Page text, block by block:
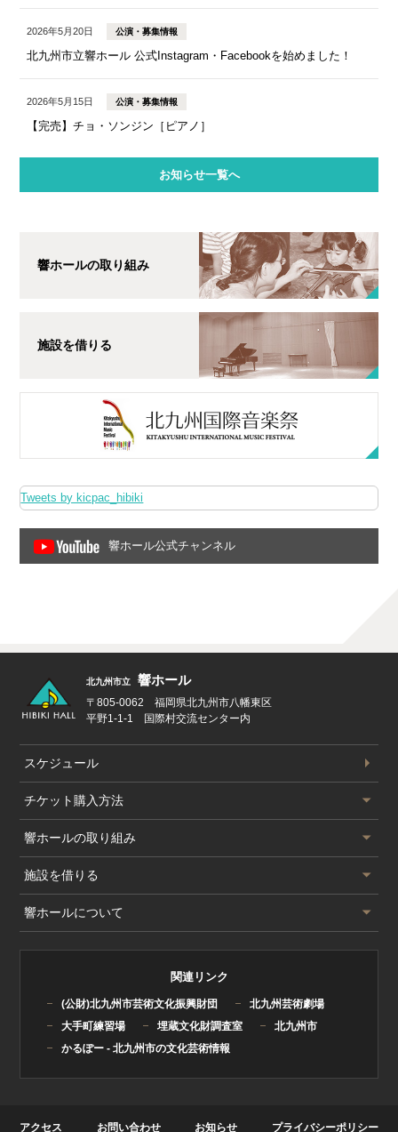
2026年5月20日 公演・募集情報
北九州市立響ホール 公式Instagram・Facebookを始めました！
2026年5月15日 公演・募集情報
【完売】チョ・ソンジン［ピアノ］
お知らせ一覧へ
Tweets by kicpac_hibiki
響ホール公式チャンネル
響ホールの取り組み
施設を借りる
北九州市立 響ホール
〒805-0062 福岡県北九州市八幡東区
平野1-1-1 国際村交流センター内
スケジュール
公演スケジュール
チケット 購入方法
チケット購入方法
サービス一覧
情報誌Q
響ホールの取り組み
響ホールの取り組み
北九州国際音楽祭
北九州市少年少女合唱団
ハープ研究会
施設を借りる
施設を借りる
大ホール
使用料金
様式箱(図面・申請書)
響ホールについて
関連リンク
(公財)北九州市芸術文化振興財団
北九州芸術劇場
大手町練習場
埋蔵文化財調査室
北九州市
かるぽー - 北九州市の文化芸術情報
アクセス お問い合わせ お知らせ プライバシーポリシー